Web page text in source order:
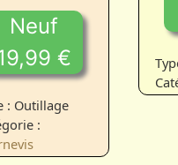
Neuf
€
: Outillage
: